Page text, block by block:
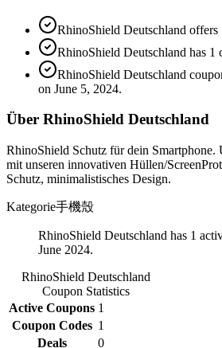
RhinoShield Deutschland offers
RhinoShield Deutschland has 1
RhinoShield Deutschland
on June 5, 2024.
Über RhinoShield Deutschland
RhinoShield Schutz für dein Smartphone.
mit unseren innovativen Hüllen/
Schutz, minimalistisches Design.
Kategorie手機殼
RhinoShield Deutschland has 1
June 2024.
RhinoShield Deutschland
Coupon Statistics
Active Coupons 1
Coupon Codes 1
Deals
0